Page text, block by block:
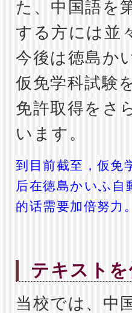
た、中国語を
する方には並
今後は徳島か
仮免学科試験
免許取得をさ
います。
到目前截至，仮免
后在徳島かいふ自
的话需要加倍努力。
テキスト
当校では、中